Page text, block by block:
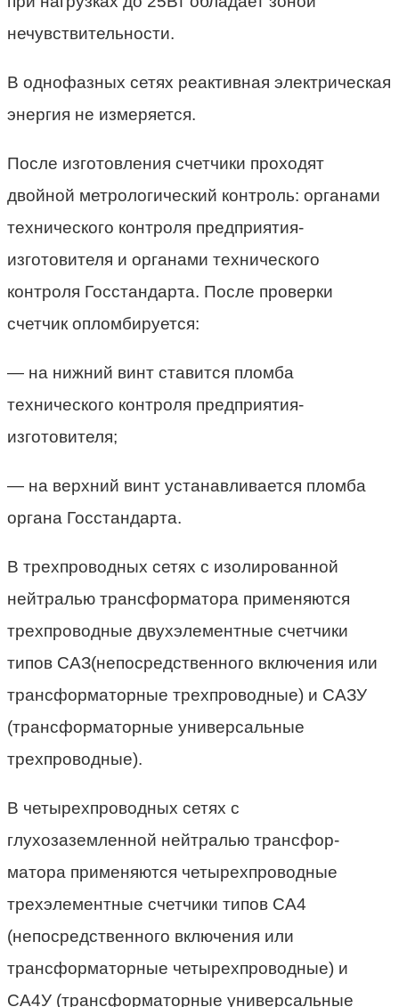
нечувствительности.
В однофазных сетях реактивная электрическая
энергия не измеряется.
После изготовления счетчики проходят
двойной метрологический контроль: органами
технического контроля предприятия-
изготовителя и органами технического
контроля Госстандарта. После проверки
счетчик опломбируется:
— на нижний винт ставится пломба
технического контроля предприятия-
изготовителя;
— на верхний винт устанавливается пломба
органа Госстандарта.
В трехпроводных сетях с изолированной
нейтралью трансформатора применяются
трехпроводные двухэлементные счетчики
типов САЗ(непосредственного включения или
трансформаторные трехпроводные) и САЗУ
(трансформаторные универсальные
трехпроводные).
В четырехпроводных сетях с
глухозаземленной нейтралью трансфор­
матора применяются четырехпроводные
трехэлементные счетчики типов СА4
(непосредственного включения или
трансформаторные четырехпро­водные) и
СА4У (трансформаторные универсальные